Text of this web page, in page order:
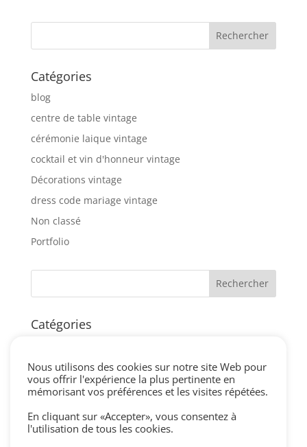
Catégories
blog
centre de table vintage
cérémonie laique vintage
cocktail et vin d'honneur vintage
Décorations vintage
dress code mariage vintage
Non classé
Portfolio
Catégories
centre de table vintage
cérémonie laique vintage
Décorations vintage
Nous utilisons des cookies sur notre site Web pour
vous offrir l'expérience la plus pertinente en
mémorisant vos préférences et les visites répétées.
En cliquant sur «Accepter», vous consentez à
l'utilisation de tous les cookies.